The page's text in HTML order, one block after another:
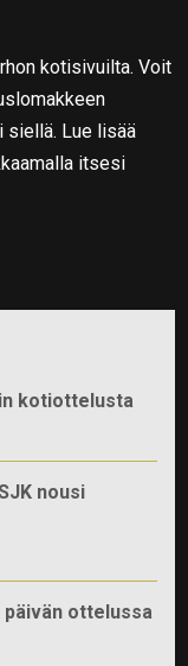
kotisivuilta. Voit
siellä. Lue lisää
itsesi
kotiottelusta
nousi
ottelussa